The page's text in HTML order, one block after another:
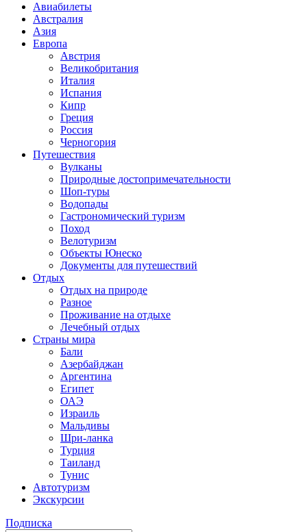
Авиабилеты
Австралия
Азия
Европа
Австрия
Великобритания
Италия
Испания
Кипр
Греция
Россия
Черногория
Путешествия
Вулканы
Природные достопримечательности
Шоп-туры
Водопады
Гастрономический туризм
Поход
Велотуризм
Объекты Юнеско
Документы для путешествий
Отдых
Отдых на природе
Разное
Проживание на отдыхе
Лечебный отдых
Страны мира
Бали
Азербайджан
Аргентина
Египет
ОАЭ
Израиль
Мальдивы
Шри-ланка
Турция
Таиланд
Тунис
Автотуризм
Экскурсии
Подписка